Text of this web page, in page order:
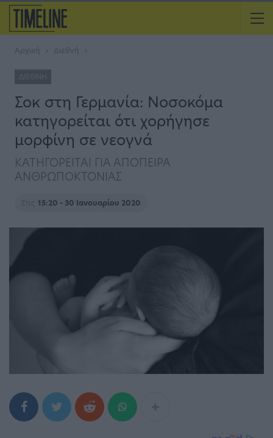
Αρχική Διεθνή
ΔΙΕΘΝΉ
Σοκ στη Γερμανία: Νοσοκόμα
κατηγορείται ότι χορήγησε
μορφίνη σε νεογνά
ΚΑΤΗΓΟΡΕΙΤΑΙ ΓΙΑ ΑΠΟΠΕΙΡΑ
ΑΝΘΡΩΠΟΚΤΟΝΙΑΣ
Στις 15:20 - 30 Ιανουαρίου 2020